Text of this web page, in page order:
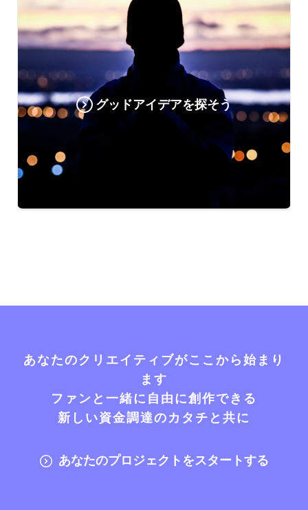
グッドアイデアを探そう
あなたのクリエイティブがここから始まり
ます
ファンと一緒に自由に創作できる
新しい資金調達のカタチと共に
あなたのプロジェクトをスタートする